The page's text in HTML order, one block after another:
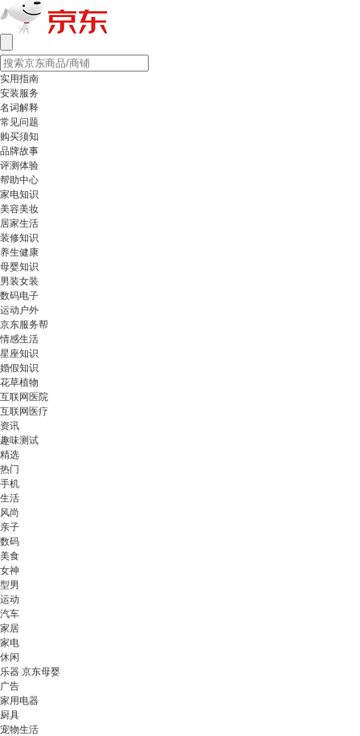
实用指南
安装服务
名词解释
常见问题
购买须知
品牌故事
评测体验
帮助中心
家电知识
美容美妆
居家生活
装修知识
养生健康
母婴知识
男装女装
数码电子
运动户外
京东服务帮
情感生活
星座知识
婚假知识
花草植物
互联网医院
互联网医疗
资讯
趣味测试
精选
热门
手机
生活
风尚
亲子
数码
美食
女神
型男
运动
汽车
家居
家电
休闲
乐器 京东母婴
广告
家用电器
厨具
宠物生活